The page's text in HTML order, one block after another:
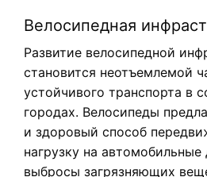
Велосипедная
Развитие велосипедной
становится неотъемлемой
устойчивого транспорта в
городах. Велосипеды
и здоровый способ
нагрузку на
выбросы загрязняющих